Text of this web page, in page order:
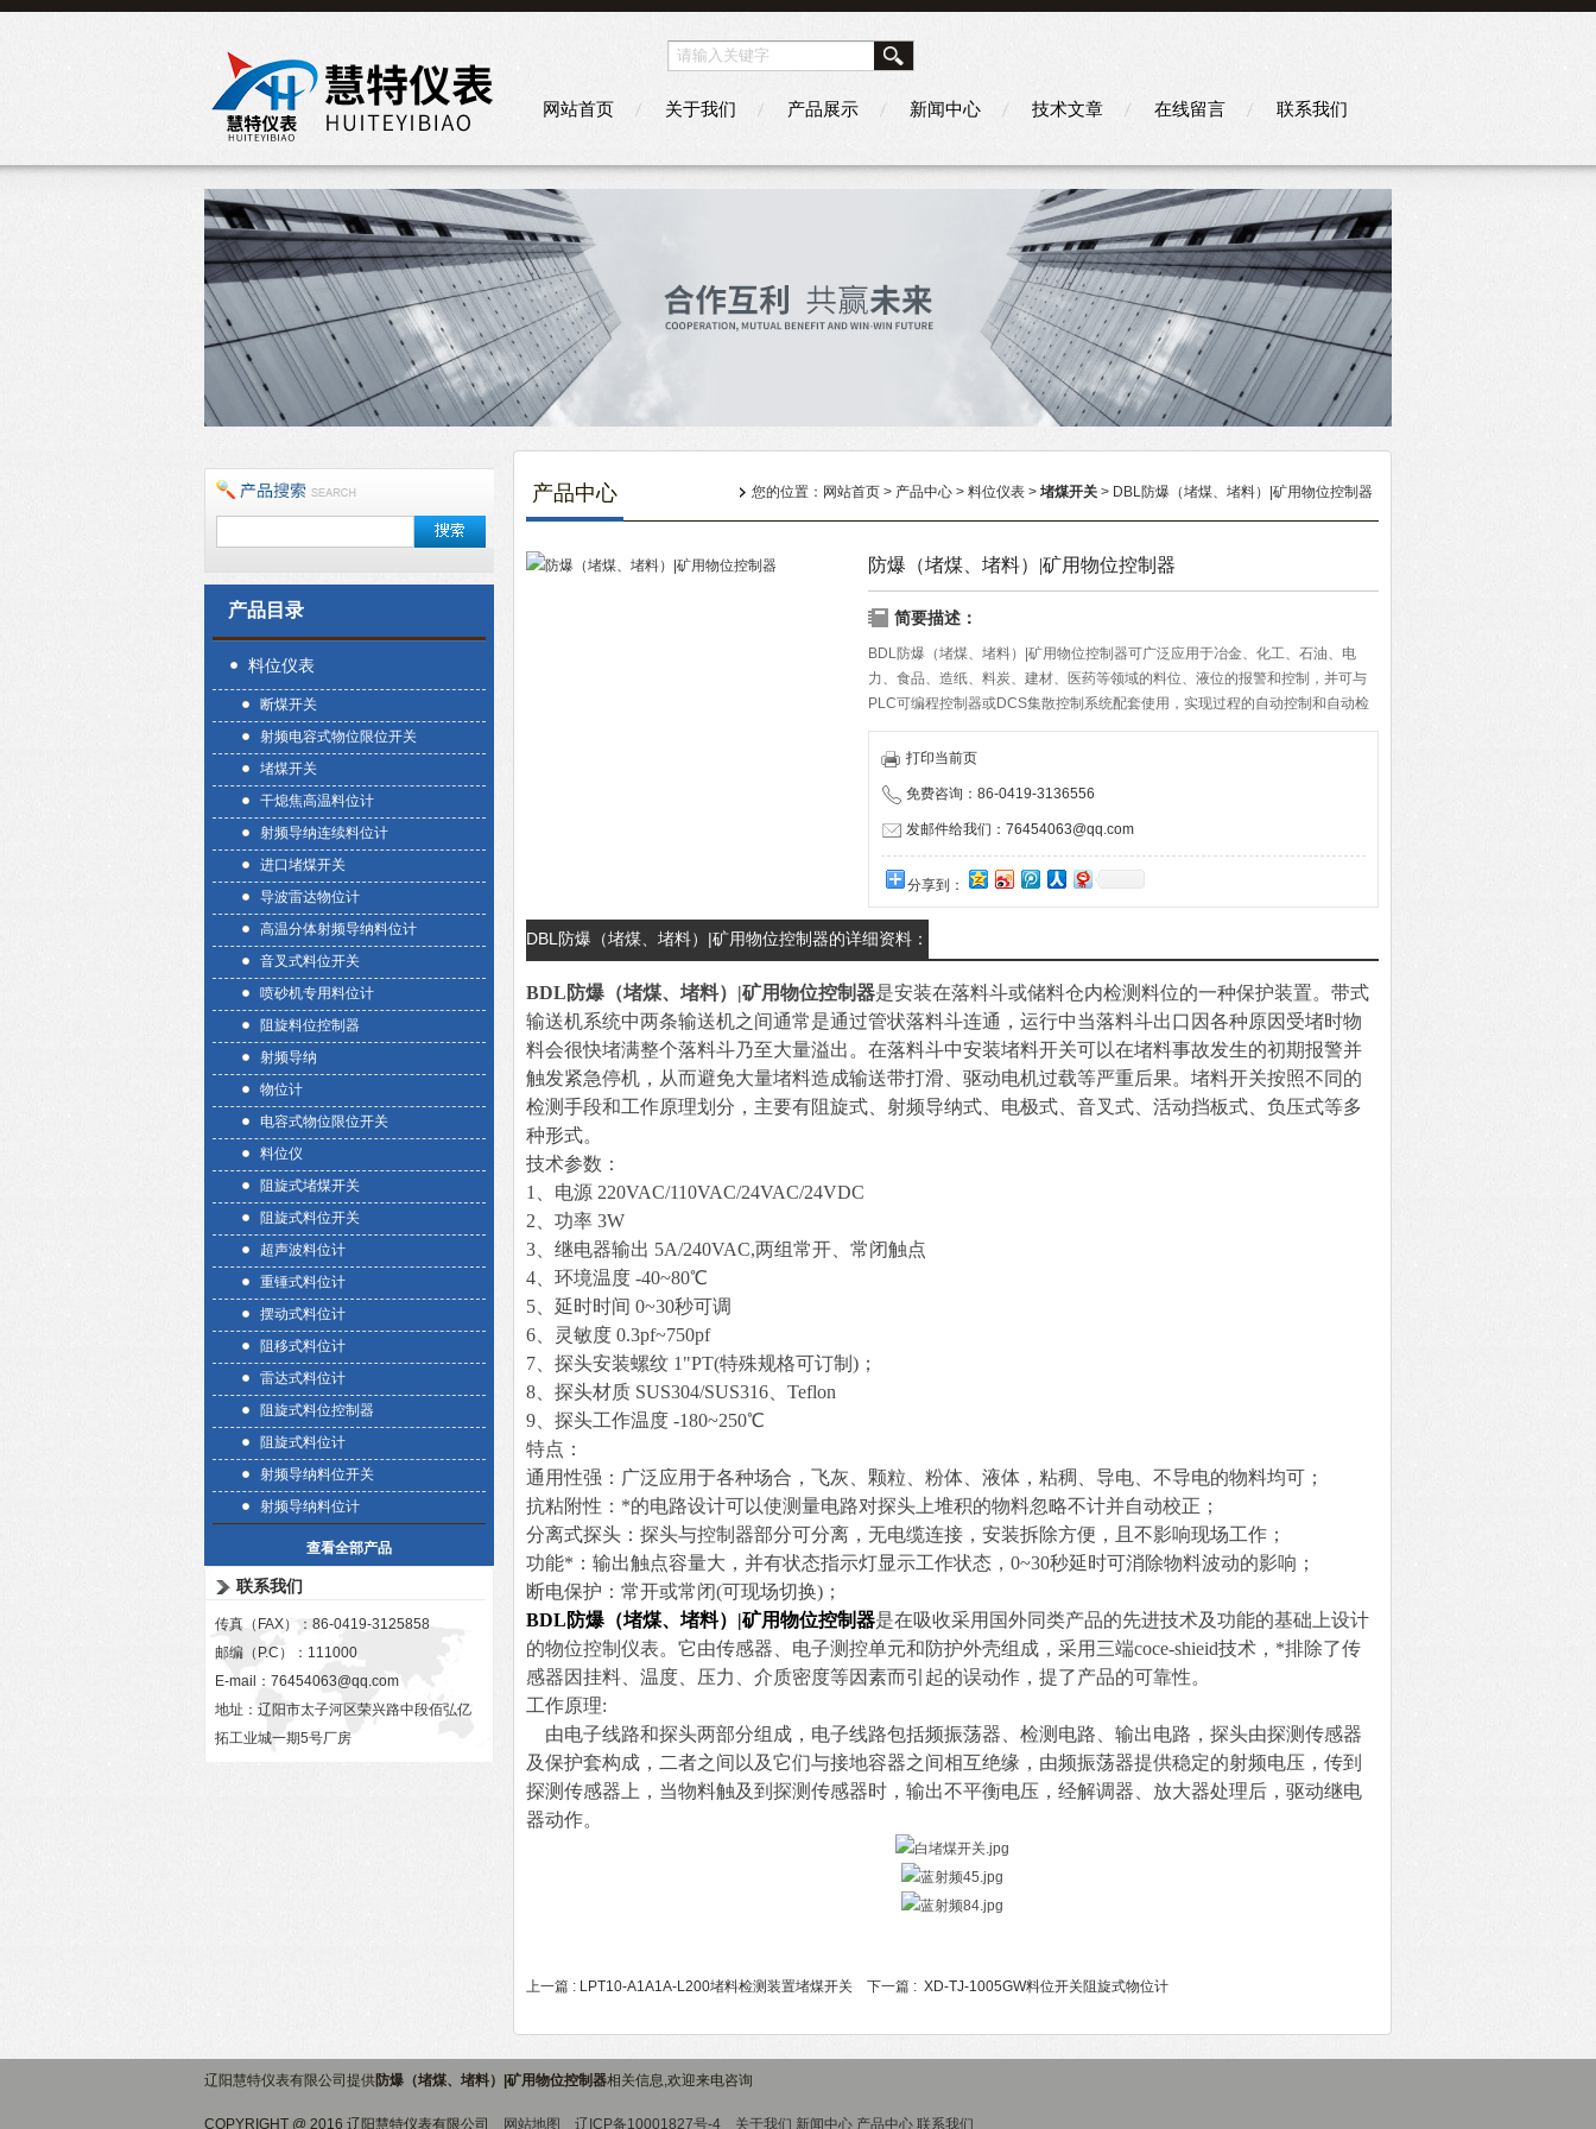
网站首页 关于我们 产品展示 新闻中心 技术文章 在线留言 联系我们
产品目录
料位仪表
断煤开关
射频电容式物位限位开关
堵煤开关
干熄焦高温料位计
射频导纳连续料位计
进口堵煤开关
导波雷达物位计
高温分体射频导纳料位计
音叉式料位开关
喷砂机专用料位计
阻旋料位控制器
射频导纳
物位计
电容式物位限位开关
料位仪
阻旋式堵煤开关
阻旋式料位开关
超声波料位计
重锤式料位计
摆动式料位计
阻移式料位计
雷达式料位计
阻旋式料位控制器
阻旋式料位计
射频导纳料位开关
射频导纳料位计
查看全部产品
联系我们
传真（FAX）：86-0419-3125858
邮编（P.C）：111000
E-mail： 76454063@qq.com
地址：辽阳市太子河区荣兴路中段佰弘亿
拓工业城一期5号厂房
产品中心 您的位置： 网站首页 > 产品中心 > 料位仪表 > 堵煤开关 > DBL防爆（堵煤、堵料）|矿用物位控制器
防爆（堵煤、堵料）|矿用物位控制器
简要描述：
BDL防爆（堵煤、堵料）|矿用物位控制器可广泛应用于冶金、化工、石油、电
力、食品、造纸、料炭、建材、医药等领域的料位、液位的报警和控制，并可与
PLC可编程控制器或DCS集散控制系统配套使用，实现过程的自动控制和自动检
测。
打印当前页
免费咨询：86-0419-3136556
发邮件给我们：76454063@qq.com
分享到：
DBL防爆（堵煤、堵料）|矿用物位控制器的详细资料：
BDL 防爆（堵煤、堵料）|矿用物位控制器是安装在落料斗或储料仓内检测料位的一种保护装置。带式
输送机系统中两条输送机之间通常是通过管状落料斗连通，运行中当落料斗出口因各种原因受堵时物
料会很快堵满整个落料斗乃至大量溢出。在落料斗中安装堵料开关可以在堵料事故发生的初期报警并
触发紧急停机，从而避免大量堵料造成输送带打滑、驱动电机过载等严重后果。堵料开关按照不同的
检测手段和工作原理划分，主要有阻旋式、射频导纳式、电极式、音叉式、活动挡板式、负压式等多
种形式。
技术参数：
1、电源 220VAC/110VAC/24VAC/24VDC
2、功率 3W
3、继电器输出 5A/240VAC,两组常开、常闭触点
4、环境温度 -40~80℃
5、延时时间 0~30秒可调
6、灵敏度 0.3pf~750pf
7、探头安装螺纹 1"PT(特殊规格可订制)；
8、探头材质 SUS304/SUS316、Teflon
9、探头工作温度 -180~250℃
特点：
通用性强：广泛应用于各种场合，飞灰、颗粒、粉体、液体，粘稠、导电、不导电的物料均可；
抗粘附性：*的电路设计可以使测量电路对探头上堆积的物料忽略不计并自动校正；
分离式探头：探头与控制器部分可分离，无电缆连接，安装拆除方便，且不影响现场工作；
功能*：输出触点容量大，并有状态指示灯显示工作状态，0~30秒延时可消除物料波动的影响；
断电保护：常开或常闭(可现场切换)；
BDL 防爆（堵煤、堵料）|矿用物位控制器是在吸收采用国外同类产品的先进技术及功能的基础上设计
的物位控制仪表。它由传感器、电子测控单元和防护外壳组成，采用三端coce-shieid技术，*排除了传
感器因挂料、温度、压力、介质密度等因素而引起的误动作，提了产品的可靠性。
工作原理:
由电子线路和探头两部分组成，电子线路包括频振荡器、检测电路、输出电路，探头由探测传感器
及保护套构成，二者之间以及它们与接地容器之间相互绝缘，由频振荡器提供稳定的射频电压，传到
探测传感器上，当物料触及到探测传感器时，输出不平衡电压，经解调器、放大器处理后，驱动继电
器动作。
上一篇 : LPT10-A1A1A-L200堵料检测装置堵煤开关 下一篇 : XD-TJ-1005GW料位开关阻旋式物位计
辽阳慧特仪表有限公司提供防爆（堵煤、堵料）|矿用物位控制器相关信息,欢迎来电咨询
COPYRIGHT @ 2016 辽阳慧特仪表有限公司 网站地图 辽ICP备10001827号-4 关于我们 新闻中心 产品中心 联系我们